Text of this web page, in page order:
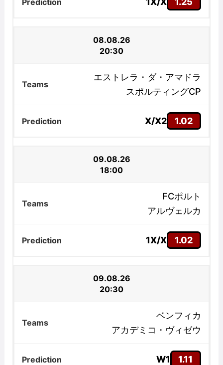
08.08.26
20:30
エストレラ・ダ・アマドラ
スポルティングCP
X/X2 1.02
09.08.26
18:00
FCポルト
アルヴェルカ
1X/X 1.02
09.08.26
20:30
ベンフィカ
アカデミコ・ヴィゼウ
W1 1.11